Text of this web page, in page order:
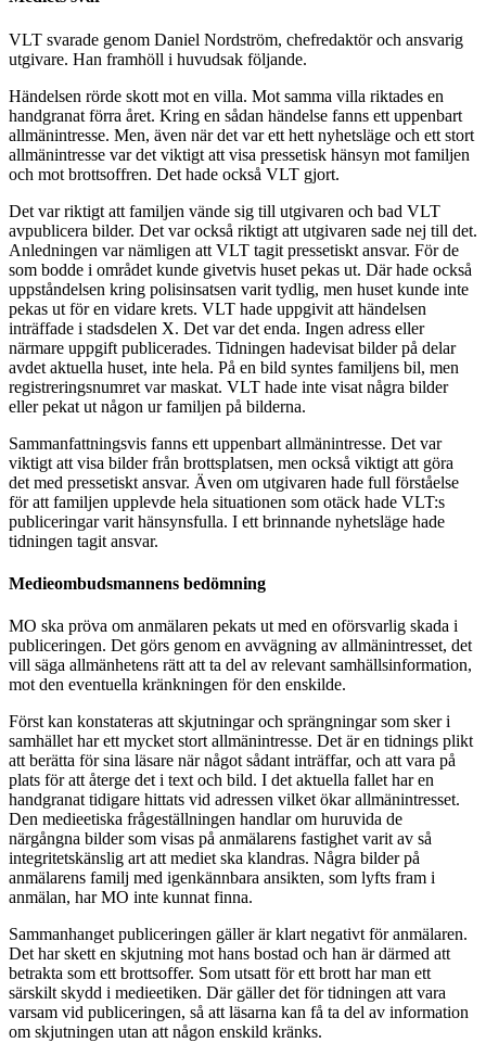
VLT svarade genom Daniel Nordström, chefredaktör och ansvarig
utgivare. Han framhöll i huvudsak följande.
Händelsen rörde skott mot en villa. Mot samma villa riktades en
handgranat förra året. Kring en sådan händelse fanns ett uppenbart
allmänintresse. Men, även när det var ett hett nyhetsläge och ett stort
allmänintresse var det viktigt att visa pressetisk hänsyn mot familjen
och mot brottsoffren. Det hade också VLT gjort.
Det var riktigt att familjen vände sig till utgivaren och bad VLT
avpublicera bilder. Det var också riktigt att utgivaren sade nej till det.
Anledningen var nämligen att VLT tagit pressetiskt ansvar. För de
som bodde i området kunde givetvis huset pekas ut. Där hade också
uppståndelsen kring polisinsatsen varit tydlig, men huset kunde inte
pekas ut för en vidare krets. VLT hade uppgivit att händelsen
inträffade i stadsdelen X. Det var det enda. Ingen adress eller
närmare uppgift publicerades. Tidningen hadevisat bilder på delar
avdet aktuella huset, inte hela. På en bild syntes familjens bil, men
registreringsnumret var maskat. VLT hade inte visat några bilder
eller pekat ut någon ur familjen på bilderna.
Sammanfattningsvis fanns ett uppenbart allmänintresse. Det var
viktigt att visa bilder från brottsplatsen, men också viktigt att göra
det med pressetiskt ansvar. Även om utgivaren hade full förståelse
för att familjen upplevde hela situationen som otäck hade VLT:s
publiceringar varit hänsynsfulla. I ett brinnande nyhetsläge hade
tidningen tagit ansvar.
Medieombudsmannens bedömning
MO ska pröva om anmälaren pekats ut med en oförsvarlig skada i
publiceringen. Det görs genom en avvägning av allmänintresset, det
vill säga allmänhetens rätt att ta del av relevant samhällsinformation,
mot den eventuella kränkningen för den enskilde.
Först kan konstateras att skjutningar och sprängningar som sker i
samhället har ett mycket stort allmänintresse. Det är en tidnings plikt
att berätta för sina läsare när något sådant inträffar, och att vara på
plats för att återge det i text och bild. I det aktuella fallet har en
handgranat tidigare hittats vid adressen vilket ökar allmänintresset.
Den medieetiska frågeställningen handlar om huruvida de
närgångna bilder som visas på anmälarens fastighet varit av så
integritetskänslig art att mediet ska klandras. Några bilder på
anmälarens familj med igenkännbara ansikten, som lyfts fram i
anmälan, har MO inte kunnat finna.
Sammanhanget publiceringen gäller är klart negativt för anmälaren.
Det har skett en skjutning mot hans bostad och han är därmed att
betrakta som ett brottsoffer. Som utsatt för ett brott har man ett
särskilt skydd i medieetiken. Där gäller det för tidningen att vara
varsam vid publiceringen, så att läsarna kan få ta del av information
om skjutningen utan att någon enskild kränks.